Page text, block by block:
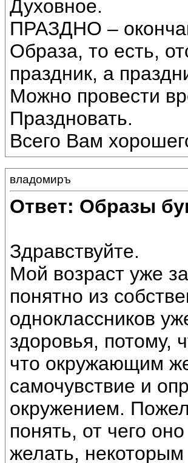
Духовное.
ПРАЗДНО –
Образа, то есть,
праздник, а
Можно провести
Праздновать.
Всего Вам
владомиръ
Ответ: Образы
Здравствуйте.
Мой возраст уже
понятно из
одноклассников
здоровья, потому,
что окружающим
самочувствие и
окружением.
понять, от чего
желать, некоторым